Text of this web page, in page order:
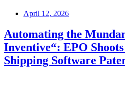
April 12, 2026
Automating the
Inventive“: EPO Shoots
Shipping Software